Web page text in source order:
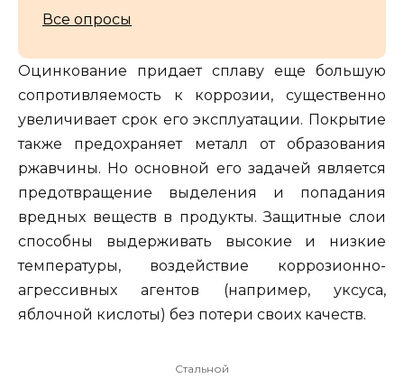
Все опросы
Оцинкование придает сплаву еще большую
сопротивляемость к коррозии, существенно
увеличивает срок его эксплуатации. Покрытие
также предохраняет металл от образования
ржавчины. Но основной его задачей является
предотвращение выделения и попадания
вредных веществ в продукты. Защитные слои
способны выдерживать высокие и низкие
температуры, воздействие коррозионно-
агрессивных агентов (например, уксуса,
яблочной кислоты) без потери своих качеств.
Стальной